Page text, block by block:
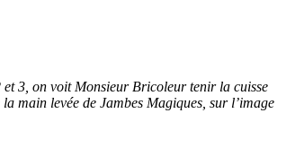
et 3, on voit Monsieur Bricoleur tenir la cuisse
main levée de Jambes Magiques, sur l’image